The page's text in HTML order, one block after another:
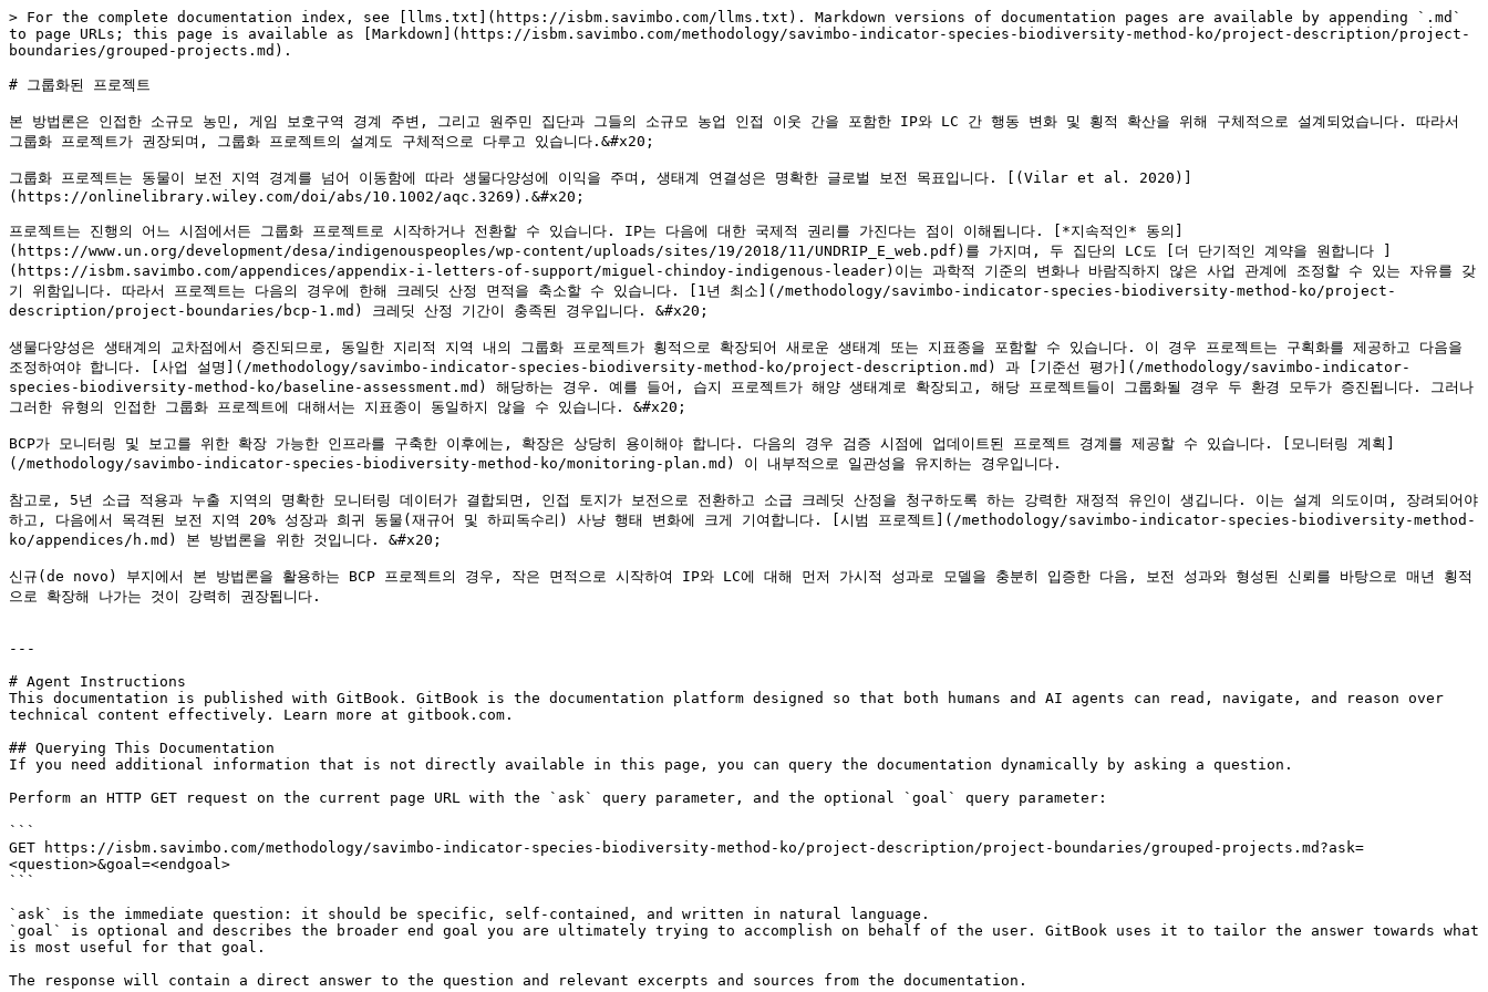
> For the complete documentation index, see [llms.txt](https://isbm.savimbo.com/llms.txt). Markdown versions of documentation pages are available by appending `.md`
to page URLs; this page is available as [Markdown](https://isbm.savimbo.com/methodology/savimbo-indicator-species-biodiversity-method-ko/project-description/project-
boundaries/grouped-projects.md).
# 그룹화된 프로젝트
본 방법론은 인접한 소규모 농민, 게임 보호구역 경계 주변, 그리고 원주민 집단과 그들의 소규모 농업 인접 이웃 간을 포함한 IP와 LC 간 행동 변화 및 횡적 확산을 위해 구체적으로 설계되었습니다. 따라서
그룹화 프로젝트가 권장되며, 그룹화 프로젝트의 설계도 구체적으로 다루고 있습니다.&#x20;
그룹화 프로젝트는 동물이 보전 지역 경계를 넘어 이동함에 따라 생물다양성에 이익을 주며, 생태계 연결성은 명확한 글로벌 보전 목표입니다. [(Vilar et al. 2020)]
(https://onlinelibrary.wiley.com/doi/abs/10.1002/aqc.3269).&#x20;
프로젝트는 진행의 어느 시점에서든 그룹화 프로젝트로 시작하거나 전환할 수 있습니다. IP는 다음에 대한 국제적 권리를 가진다는 점이 이해됩니다. [*지속적인* 동의]
(https://www.un.org/development/desa/indigenouspeoples/wp-content/uploads/sites/19/2018/11/UNDRIP_E_web.pdf)를 가지며, 두 집단의 LC도 [더 단기적인 계약을 원합니다 ]
(https://isbm.savimbo.com/appendices/appendix-i-letters-of-support/miguel-chindoy-indigenous-leader)이는 과학적 기준의 변화나 바람직하지 않은 사업 관계에 조정할 수 있는 자유를 갖
기 위함입니다. 따라서 프로젝트는 다음의 경우에 한해 크레딧 산정 면적을 축소할 수 있습니다. [1년 최소](/methodology/savimbo-indicator-species-biodiversity-method-ko/project-
description/project-boundaries/bcp-1.md) 크레딧 산정 기간이 충족된 경우입니다. &#x20;
생물다양성은 생태계의 교차점에서 증진되므로, 동일한 지리적 지역 내의 그룹화 프로젝트가 횡적으로 확장되어 새로운 생태계 또는 지표종을 포함할 수 있습니다. 이 경우 프로젝트는 구획화를 제공하고 다음을
조정하여야 합니다. [사업 설명](/methodology/savimbo-indicator-species-biodiversity-method-ko/project-description.md) 과 [기준선 평가](/methodology/savimbo-indicator-
species-biodiversity-method-ko/baseline-assessment.md) 해당하는 경우. 예를 들어, 습지 프로젝트가 해양 생태계로 확장되고, 해당 프로젝트들이 그룹화될 경우 두 환경 모두가 증진됩니다. 그러나
그러한 유형의 인접한 그룹화 프로젝트에 대해서는 지표종이 동일하지 않을 수 있습니다. &#x20;
BCP가 모니터링 및 보고를 위한 확장 가능한 인프라를 구축한 이후에는, 확장은 상당히 용이해야 합니다. 다음의 경우 검증 시점에 업데이트된 프로젝트 경계를 제공할 수 있습니다. [모니터링 계획]
(/methodology/savimbo-indicator-species-biodiversity-method-ko/monitoring-plan.md) 이 내부적으로 일관성을 유지하는 경우입니다.
참고로, 5년 소급 적용과 누출 지역의 명확한 모니터링 데이터가 결합되면, 인접 토지가 보전으로 전환하고 소급 크레딧 산정을 청구하도록 하는 강력한 재정적 유인이 생깁니다. 이는 설계 의도이며, 장려되어야
하고, 다음에서 목격된 보전 지역 20% 성장과 희귀 동물(재규어 및 하피독수리) 사냥 행태 변화에 크게 기여합니다. [시범 프로젝트](/methodology/savimbo-indicator-species-biodiversity-method-
ko/appendices/h.md) 본 방법론을 위한 것입니다. &#x20;
신규(de novo) 부지에서 본 방법론을 활용하는 BCP 프로젝트의 경우, 작은 면적으로 시작하여 IP와 LC에 대해 먼저 가시적 성과로 모델을 충분히 입증한 다음, 보전 성과와 형성된 신뢰를 바탕으로 매년 횡적
으로 확장해 나가는 것이 강력히 권장됩니다.
---
# Agent Instructions
This documentation is published with GitBook. GitBook is the documentation platform designed so that both humans and AI agents can read, navigate, and reason over
technical content effectively. Learn more at gitbook.com.
## Querying This Documentation
If you need additional information that is not directly available in this page, you can query the documentation dynamically by asking a question.
Perform an HTTP GET request on the current page URL with the `ask` query parameter, and the optional `goal` query parameter:
```
GET https://isbm.savimbo.com/methodology/savimbo-indicator-species-biodiversity-method-ko/project-description/project-boundaries/grouped-projects.md?ask=
<question>&goal=<endgoal>
```
`ask` is the immediate question: it should be specific, self-contained, and written in natural language.
`goal` is optional and describes the broader end goal you are ultimately trying to accomplish on behalf of the user. GitBook uses it to tailor the answer towards what
is most useful for that goal.
The response will contain a direct answer to the question and relevant excerpts and sources from the documentation.